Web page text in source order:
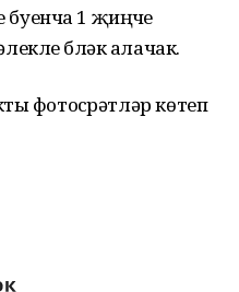
1 җиңүче
бүләк алачак.
фотосүрәтләр көтеп